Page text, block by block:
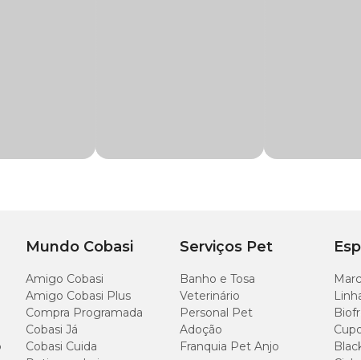
conservantes ou resíduos tóxicos, desenvolvido para cuidado bucal e
Mundo Cobasi
Amigo Cobasi
Amigo Cobasi Plus
Compra Programada
Cobasi Já
Cobasi Cuida
Serviços Pet
Banho e Tosa
Veterinário
Personal Pet
Adoção
Franquia Pet Anjo